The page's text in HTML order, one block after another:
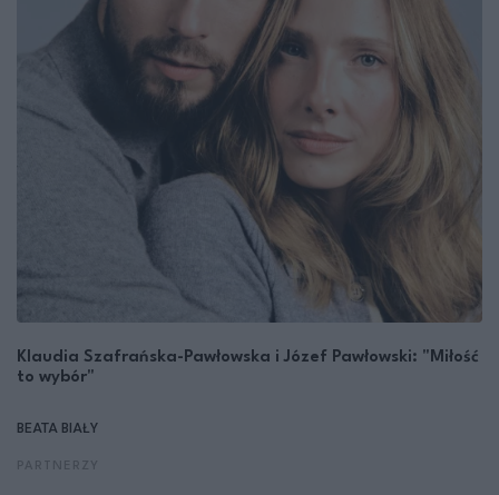
Klaudia Szafrańska-Pawłowska i Józef Pawłowski: "Miłość
to wybór"
BEATA BIAŁY